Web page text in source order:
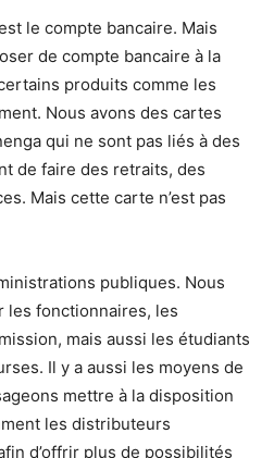
le compte bancaire. Mais
de compte bancaire à la
produits comme les
Nous avons des cartes
qui ne sont pas liés à des
de faire des retraits, des
Mais cette carte n’est pas
publiques. Nous
les fonctionnaires, les
mais aussi les étudiants
Il y a aussi les moyens de
mettre à la disposition
les distributeurs
d’offrir plus de possibilités